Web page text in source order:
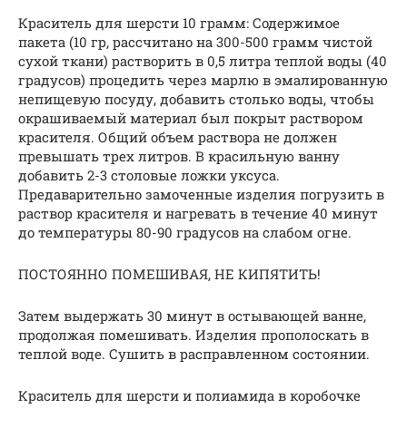
Краситель для шерсти 10 грамм: Содержимое
пакета (10 гр, рассчитано на 300-500 грамм чистой
сухой ткани) растворить в 0,5 литра теплой воды (40
градусов) процедить через марлю в эмалированную
непищевую посуду, добавить столько воды, чтобы
окрашиваемый материал был покрыт раствором
красителя. Общий объем раствора не должен
превышать трех литров. В красильную ванну
добавить 2-3 столовые ложки уксуса.
Предаварительно замоченные изделия погрузить в
раствор красителя и нагревать в течение 40 минут
до температуры 80-90 градусов на слабом огне.
ПОСТОЯННО ПОМЕШИВАЯ, НЕ КИПЯТИТЬ!
Затем выдержать 30 минут в остывающей ванне,
продолжая помешивать. Изделия прополоскать в
теплой воде. Сушить в расправленном состоянии.
Краситель для шерсти и полиамида в коробочке